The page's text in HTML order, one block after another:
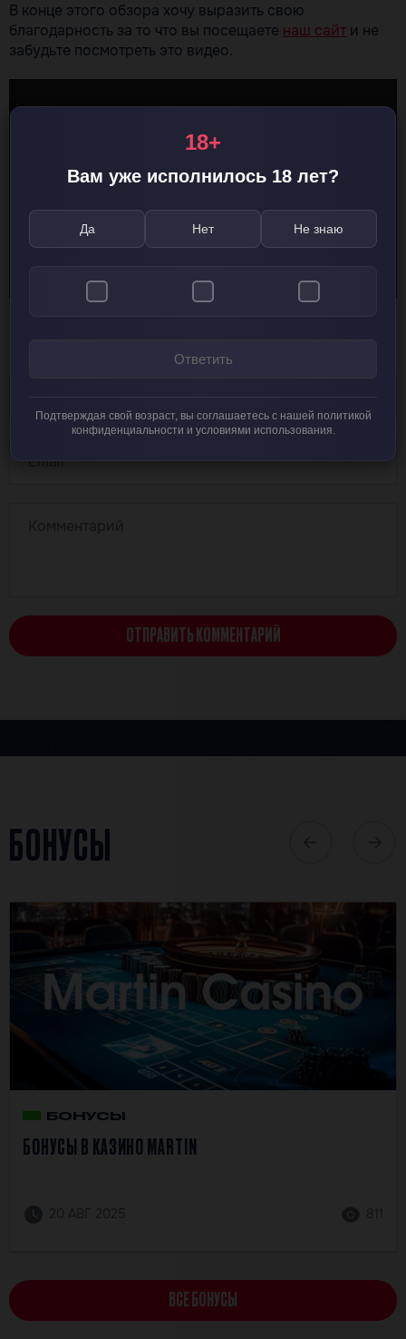
В конце этого обзора хочу выразить свою
благодарность за то что вы посещаете наш сайт и не
забудьте посмотреть это видео.
ОТПРАВИТЬ КОММЕНТАРИЙ
БОНУСЫ
БОНУСЫ
БОНУСЫ В КАЗИНО MARTIN
ВСЕ БОНУСЫ
18+
Вам уже исполнилось 18 лет?
Да Нет Не знаю
Ответить
Подтверждая свой возраст, вы соглашаетесь с нашей политикой
конфиденциальности и условиями использования.